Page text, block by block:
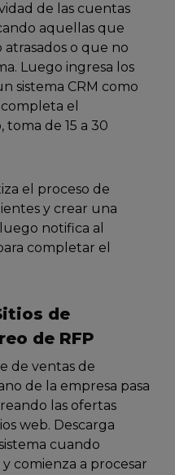
de las cuentas
aquellas que
​​o que no
Luego ingresa los
sistema CRM como
el
de 15 a 30
el proceso de
y crear una
notifica al
completar el
de
de RFP
de ventas de
de la empresa pasa
las ofertas
web. Descarga
cuando
comienza a procesar